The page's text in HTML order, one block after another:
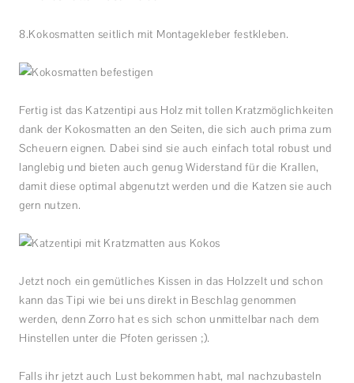
8.Kokosmatten seitlich mit Montagekleber festkleben.
Fertig ist das Katzentipi aus Holz mit tollen Kratzmöglichkeiten
dank der Kokosmatten an den Seiten, die sich auch prima zum
Scheuern eignen. Dabei sind sie auch einfach total robust und
langlebig und bieten auch genug Widerstand für die Krallen,
damit diese optimal abgenutzt werden und die Katzen sie auch
gern nutzen.
Jetzt noch ein gemütliches Kissen in das Holzzelt und schon
kann das Tipi wie bei uns direkt in Beschlag genommen
werden, denn Zorro hat es sich schon unmittelbar nach dem
Hinstellen unter die Pfoten gerissen ;).
Falls ihr jetzt auch Lust bekommen habt, mal nachzubasteln